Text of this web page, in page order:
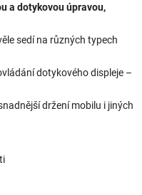
a dotykovou úpravou,
sedí na různých typech
dotykového displeje –
držení mobilu i jiných